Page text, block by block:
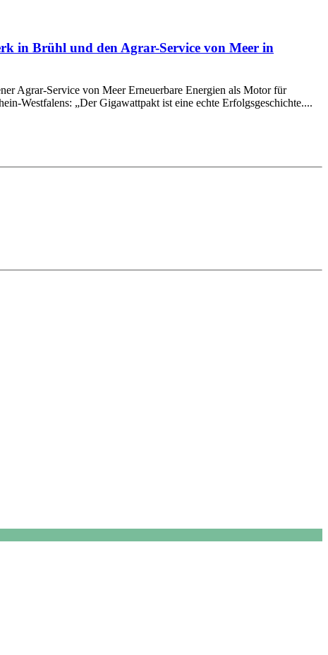
in Brühl und den Agrar-Service von Meer in
Agrar-Service von Meer Erneuerbare Energien als Motor für
Westfalens: „Der Gigawattpakt ist eine echte Erfolgsgeschichte....